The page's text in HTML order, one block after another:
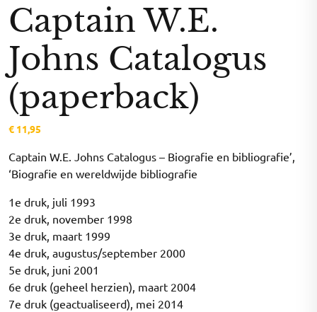
Captain W.E.
Johns Catalogus
(paperback)
€ 11,95
Captain W.E. Johns Catalogus – Biografie en bibliografie’,
‘Biografie en wereldwijde bibliografie
1e druk, juli 1993
2e druk, november 1998
3e druk, maart 1999
4e druk, augustus/september 2000
5e druk, juni 2001
6e druk (geheel herzien), maart 2004
7e druk (geactualiseerd), mei 2014